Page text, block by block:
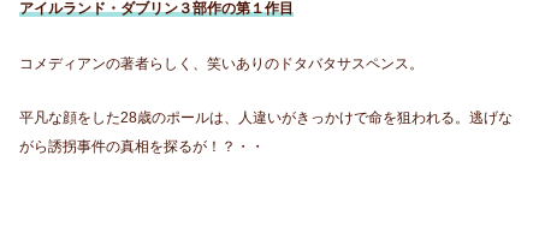
アイルランド・ダブリン３部作の第１作目
コメディアンの著者らしく、笑いありのドタバタサスペンス。
平凡な顔をした28歳のポールは、人違いがきっかけで命を狙われる。逃げな
がら誘拐事件の真相を探るが！？・・